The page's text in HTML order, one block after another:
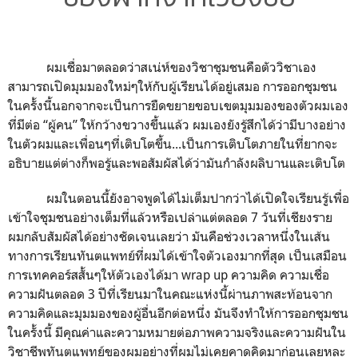
ผมเชื่อมาตลอดว่าสเน่ห์ของวิชาชุมชนคือตัววิชาเอง
สามารถเปิดมุมมองใหม่ๆให้กับผู้เรียนได้อยู่เสมอ การออกชุมชน
ในครั้งนี้นอกจากจะเป็นการยืดขยายขอบเขตมุมมองของตัวผมเอง
ที่มีต่อ “ผู้คน” ให้กว้างขวางขึ้นแล้ว ผมเองยังรู้สึกได้ว่ามีบางอย่าง
ในตัวผมและเพื่อนๆที่เติบโตขึ้น...เป็นการเติบโตภายในที่ยากจะ
อธิบายแต่ต่างก็พอรู้และพอสัมผัสได้ว่ามันกำลังผลิบานและเติบโต
ผมในตอนนี้ยังอาจพูดได้ไม่เต็มปากว่าได้เปิดใจเรียนรู้เพื่อ
เข้าใจชุมชนอย่างเต็มที่แล้วหรือเปล่าแต่ตลอด 7 วันที่เชียงราย
ผมกลับสัมผัสได้อย่างชัดเจนเลยว่า มันคือช่วงเวลาหนึ่งในเส้น
ทางการเรียนทันตแพทย์ที่ผมได้เข้าใจตัวเองมากที่สุด เป็นเสมือน
การเทคคอร์สสั้นๆให้ตัวเองได้มา wrap up ความคิด ความเชื่อ
ความฝันตลอด 3 ปีที่เรียนมาในคณะแห่งนี้ผ่านภาพสะท้อนจาก
ความคิดและมุมมองของผู้อื่นอีกต่อหนึ่ง มันจึงทำให้การออกชุมชน
ในครั้งนี้ มีคุณค่าและความหมายต่อภาพความจริงและความฝันใน
วิชาชีพทันตแพทย์ของผมอย่างที่ผมไม่เคยคาดคิดมาก่อนเลยหละ